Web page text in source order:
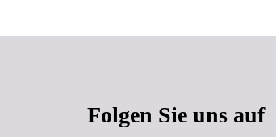
Folgen Sie uns auf